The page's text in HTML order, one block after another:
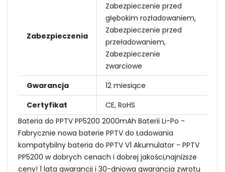
Zabezpieczenia
Zabezpieczenie przed
głębokim rozładowaniem,
Zabezpieczenie przed
przeładowaniem,
Zabezpieczenie
zwarciowe
Gwarancja
12 miesiące
Certyfikat
CE, RoHS
Bateria do PPTV PP5200 2000mAh Baterii Li-Po -
Fabrycznie nowa baterie PPTV do Ładowania
kompatybilny bateria do PPTV V1 Akumulator - PPTV
PP5200 w dobrych cenach i dobrej jakości,najniższe
ceny! 1 lata gwarancji i 30-dniowa gwarancja zwrotu